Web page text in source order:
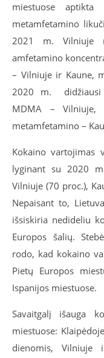
miestuose
metamfetamino
2021 m. Vilniuje
amfetamino
– Vilniuje ir Kaune,
2020 m. didžiausi
MDMA – Vilniuje,
metamfetamino –
Kokaino vartojimas
lyginant su 2020
Vilniuje (70 proc.),
Nepaisant to,
išsiskiria nedideliu
Europos šalių.
rodo, kad kokaino
Pietų Europos
Ispanijos miestuose.
Savaitgalį išauga
miestuose:
dienomis,